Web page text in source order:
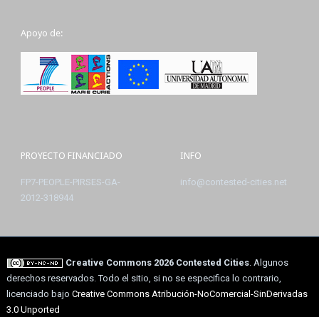
Apoyo de:
PROYECTO FINANCIADO
FP7-PEOPLE-PIRSES-GA-
2012-318944
INFO
info@contested-cities.net
Creative Commons 2026 Contested Cities. Algunos
derechos reservados. Todo el sitio, si no se especifica lo contrario,
licenciado bajo Creative Commons Atribución-NoComercial-SinDerivadas
3.0 Unported